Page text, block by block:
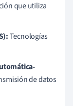
que utiliza
Tecnologías
de datos